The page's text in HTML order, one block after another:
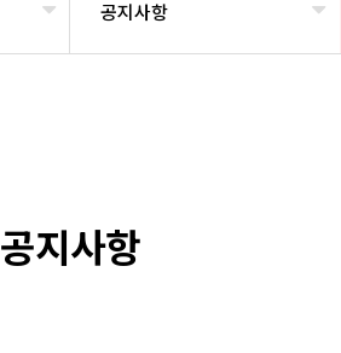
공지사항
공지사항